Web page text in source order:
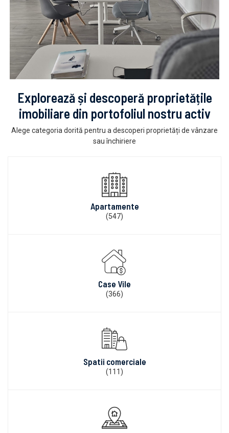
Explorează și descoperă proprietățile
imobiliare din portofoliul nostru activ
Alege categoria dorită pentru a descoperi proprietăți de vânzare
sau închiriere
Apartamente
(547)
Case Vile
(366)
Spatii comerciale
(111)